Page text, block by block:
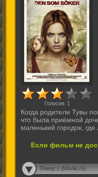
Голосов: 1
Когда родители Тувы
что была приёмной
маленький городок,
Если фильм не
Плеер 1 (Moviki.ru)